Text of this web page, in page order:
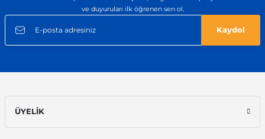
ve duyuruları ilk öğrenen sen ol.
Kaydol
ÜYELİK